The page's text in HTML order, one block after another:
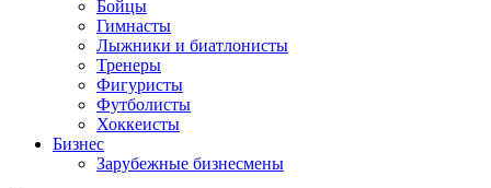
Бойцы
Гимнасты
Лыжники и биатлонисты
Тренеры
Фигуристы
Футболисты
Хоккеисты
Бизнес
Зарубежные бизнесмены